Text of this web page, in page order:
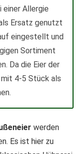
einer Allergie
Ersatz genutzt
eingestellt und
Sortiment
Da die Eier der
4-5 Stück als
werden
Es ist hier zu